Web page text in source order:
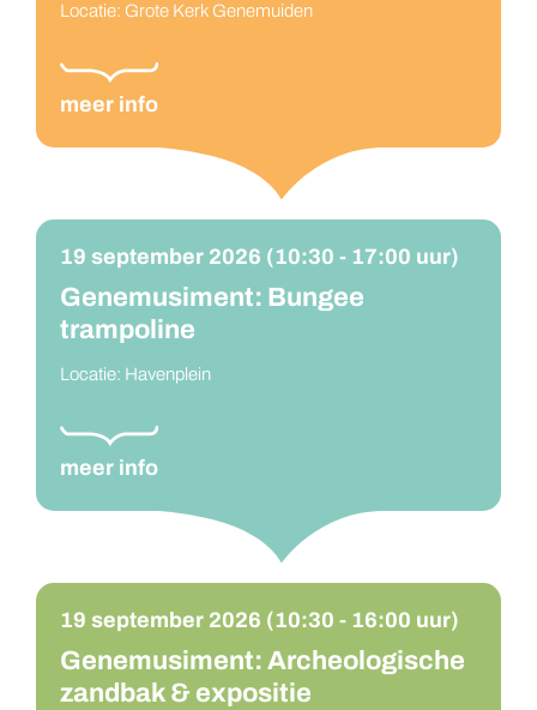
meer info
Locatie: Grote Kerk Genemuiden
19 september 2026 (10:30 - 17:00 uur)
Genemusiment: Bungee
trampoline
Locatie: Havenplein
19 september 2026 (10:30 - 16:00 uur)
Genemusiment: Archeologische
zandbak & expositie